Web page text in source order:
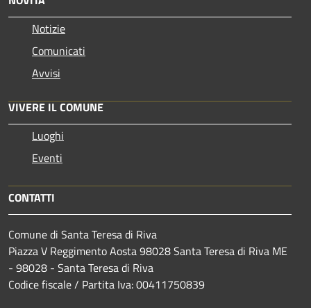
Notizie
Comunicati
Avvisi
VIVERE IL COMUNE
Luoghi
Eventi
CONTATTI
Comune di Santa Teresa di Riva
Piazza V Reggimento Aosta 98028 Santa Teresa di Riva ME
- 98028 - Santa Teresa di Riva
Codice fiscale / Partita Iva: 00411750839